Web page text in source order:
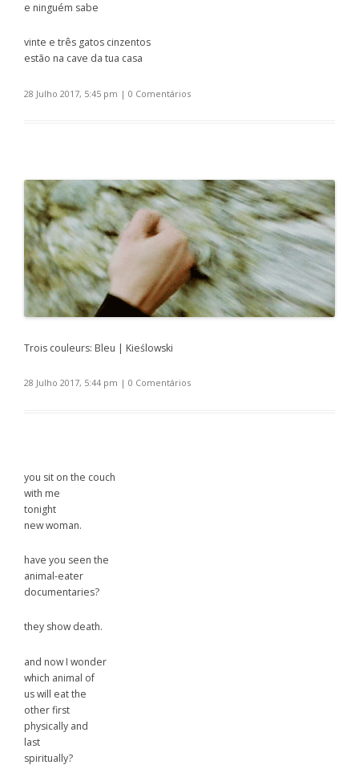
e ninguém sabe
vinte e três gatos cinzentos
estão na cave da tua casa
28 Julho 2017, 5:45 pm | 0 Comentários
Trois couleurs: Bleu | Kieślowski
28 Julho 2017, 5:44 pm | 0 Comentários
you sit on the couch
with me
tonight
new woman.
have you seen the
animal-eater
documentaries?
they show death.
and now I wonder
which animal of
us will eat the
other first
physically and
last
spiritually?